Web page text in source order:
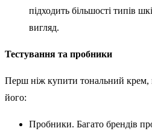
підходить більшості типів
вигляд.
Тестування та пробники
Перш ніж купити тональний крем,
його:
Пробники. Багато брендів